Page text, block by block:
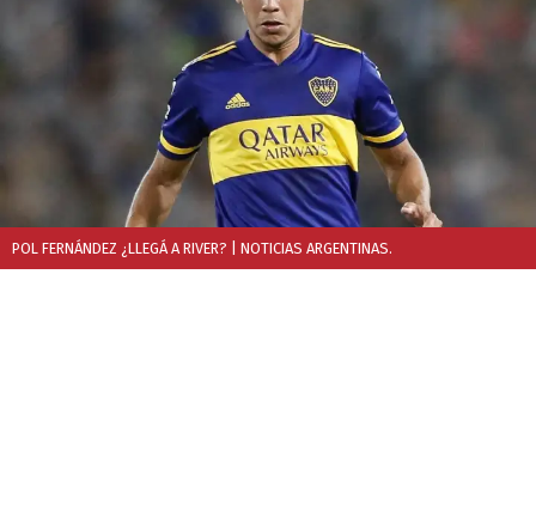
POL FERNÁNDEZ ¿LLEGÁ A RIVER? | NOTICIAS ARGENTINAS.